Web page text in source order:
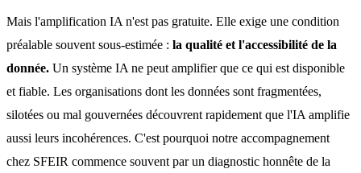
Mais l'amplification IA n'est pas gratuite. Elle exige une condition
préalable souvent sous-estimée : la qualité et l'accessibilité de la
donnée. Un système IA ne peut amplifier que ce qui est disponible
et fiable. Les organisations dont les données sont fragmentées,
silotées ou mal gouvernées découvrent rapidement que l'IA amplifie
aussi leurs incohérences. C'est pourquoi notre accompagnement
chez SFEIR commence souvent par un diagnostic honnête de la